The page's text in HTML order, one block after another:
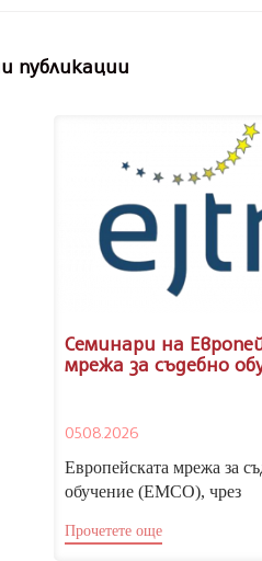
публикации
Семинари на
мрежа за съдебно
05.08.2026
Европейската мрежа за
обучение (ЕМСО), чрез
правосъдието, отправя
Прочетете още